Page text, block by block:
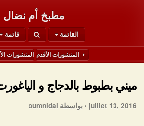
مطبخ أم نضال
القائمة قائمة Alt
المنشورات الأقدم المنشورات
ميني بطبوط بالدجاج و
juillet 13, 2016 • بواسطة oumnidal